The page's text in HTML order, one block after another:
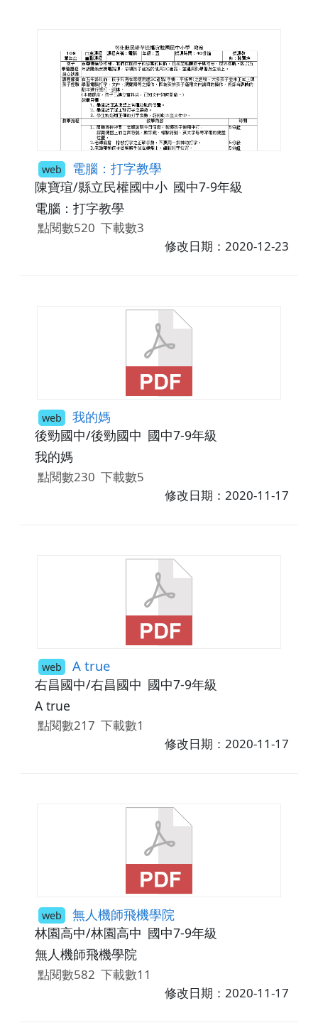
web 電腦：打字教學
陳寶瑄/縣立民權國中小 國中7-9年級
電腦：打字教學
點閱數520 下載數3
修改日期：2020-12-23
web 我的媽
後勁國中/後勁國中 國中7-9年級
我的媽
點閱數230 下載數5
修改日期：2020-11-17
web A true
右昌國中/右昌國中 國中7-9年級
A true
點閱數217 下載數1
修改日期：2020-11-17
web 無人機師飛機學院
林園高中/林園高中 國中7-9年級
無人機師飛機學院
點閱數582 下載數11
修改日期：2020-11-17